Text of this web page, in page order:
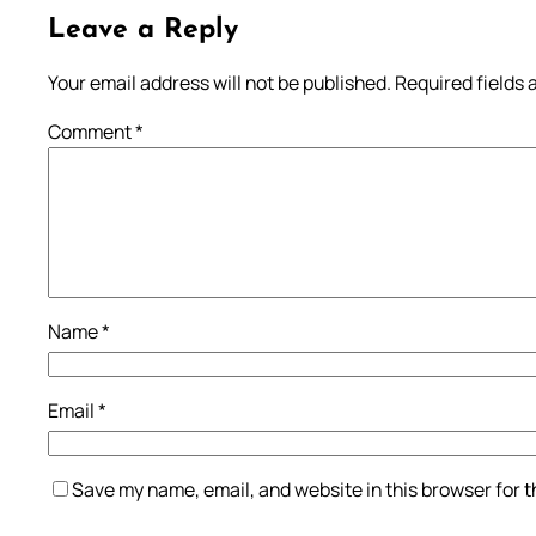
Leave a Reply
Your email address will not be published. Required fields
Comment*
Name*
Email*
Save my name, email, and website in this browser for